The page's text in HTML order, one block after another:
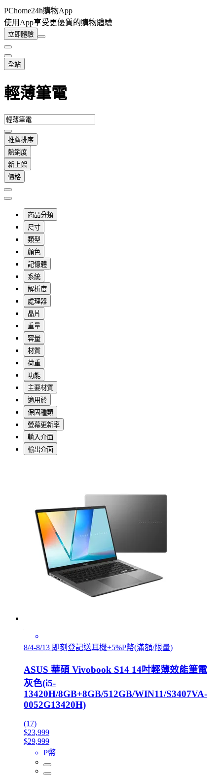
PChome24h購物App
使用App享受更優質的購物體驗
立即體驗
全站
輕薄筆電
推薦排序
熱銷度
新上架
價格
商品分類
尺寸
類型
顏色
記憶體
系統
解析度
處理器
晶片
重量
容量
材質
荷重
功能
主要材質
適用於
保固種類
螢幕更新率
輸入介面
輸出介面
8/4-8/13 即刻登記送耳機+5%P幣(滿額/限量)
ASUS 華碩 Vivobook S14 14吋輕薄效能筆電
灰色(i5-
13420H/8GB+8GB/512GB/WIN11/S3407VA-
0052G13420H)
(17)
$23,999
$29,999
P幣